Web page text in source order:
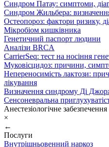
Синдром Патау: симптоми,
Синдром Жильбера:
Остеопороз: фактори ризику,
Мікробіом кишківника
Генетичний паспорт людини
Аналізи BRCA
CarrierSeq: тест на носіння
Муковісцидоз: причини,
Непереносимість лактози:
лікування
Визначення синдрому Ді
Сенсоневральна
Анестезіологічне забезпечення
×
←
Послуги
Внутрішньовенний наркоз